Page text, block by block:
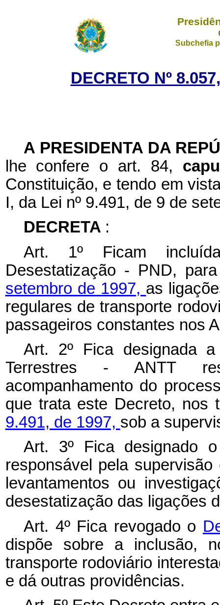
Subchefia
DECRETO Nº
A PRESIDENTA DA
lhe confere o art. 84,
Constituição, e tendo em
I, da Lei nº 9.491, de 9 de
DECRETA :
Art. 1º Ficam
Desestatização - PND,
setembro de 1997, as
regulares de transporte
passageiros constantes nos
Art. 2º Fica designada
Terrestres - ANTT
acompanhamento do
que trata este Decreto, nos
9.491, de 1997, sob a
Art. 3º Fica designado
responsável pela
levantamentos ou
desestatização das ligações
Art. 4º Fica revogado o
dispõe sobre a inclusão,
transporte rodoviário
e dá outras providências.